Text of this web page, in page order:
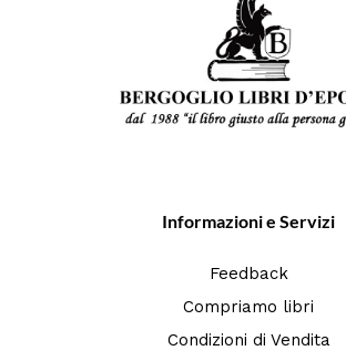
Informazioni e Servizi
Feedback
Compriamo libri
Condizioni di Vendita